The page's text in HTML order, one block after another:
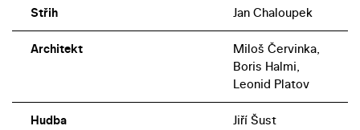
Střih Jan Chaloupek
Architekt
Miloš Červinka,
Boris Halmi,
Leonid Platov
Hudba Jiří Šust